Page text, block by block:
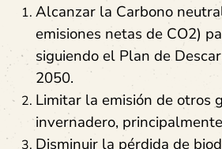
Alcanzar la Carbono
emisiones netas de CO2)
siguiendo el Plan de
2050.
Limitar la emisión de otros
invernadero,
Disminuir la pérdida de